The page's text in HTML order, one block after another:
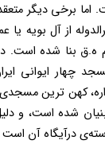
اما برخی دیگر
از آل بویه یا
بنا شده است. در
چهار ایوانی
کهن ترین
شده است، و
درآیگاه آن است